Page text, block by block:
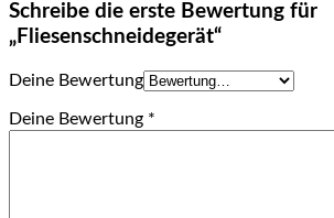
Schreibe die erste Bewertung für
„Fliesenschneidegerät“
Deine Bewertung
Deine Bewertung *